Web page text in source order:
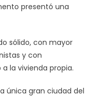
presentó una
sólido, con mayor
y con
la vivienda propia.
única gran ciudad del